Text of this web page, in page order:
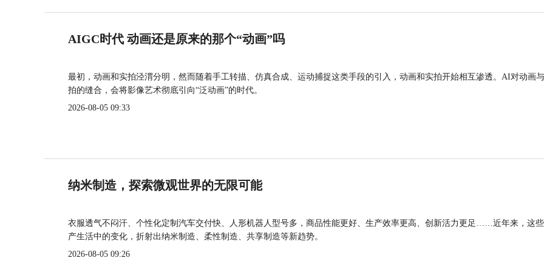
AIGC时代 动画还是原来的那个“动画”吗
最初，动画和实拍泾渭分明，然而随着手工转描、仿真合成、运动捕捉这类手段的引入，动画和实拍开始相互渗透。AI对动画
拍的缝合，会将影像艺术彻底引向“泛动画”的时代。
2026-08-05 09:33
纳米制造，探索微观世界的无限可能
衣服透气不闷汗、个性化定制汽车交付快、人形机器人型号多，商品性能更好、生产效率更高、创新活力更足……近年来，这
产生活中的变化，折射出纳米制造、柔性制造、共享制造等新趋势。
2026-08-05 09:26